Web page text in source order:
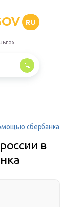
RU
сбербанка
в